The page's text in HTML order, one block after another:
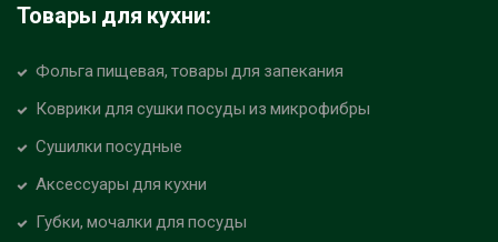
Товары для кухни:
Фольга пищевая, товары для запекания
Коврики для сушки посуды из микрофибры
Сушилки посудные
Аксессуары для кухни
Губки, мочалки для посуды